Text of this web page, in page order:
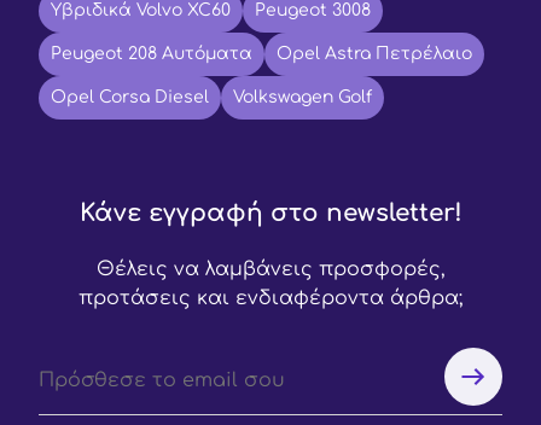
Υβριδικά Volvo XC60 Peugeot 3008
Peugeot 208 Αυτόματα Opel Astra Πετρέλαιο
Opel Corsa Diesel Volkswagen Golf
Κάνε εγγραφή στο newsletter!
Θέλεις να λαμβάνεις προσφορές,
προτάσεις και ενδιαφέροντα άρθρα;